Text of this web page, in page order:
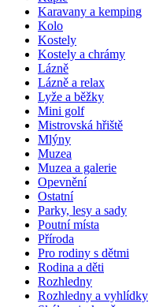
Karavany a kemping
Kolo
Kostely
Kostely a chrámy
Lázně
Lázně a relax
Lyže a běžky
Mini golf
Mistrovská hřiště
Mlýny
Muzea
Muzea a galerie
Opevnění
Ostatní
Parky, lesy a sady
Poutní místa
Příroda
Pro rodiny s dětmi
Rodina a děti
Rozhledny
Rozhledny a vyhlídky